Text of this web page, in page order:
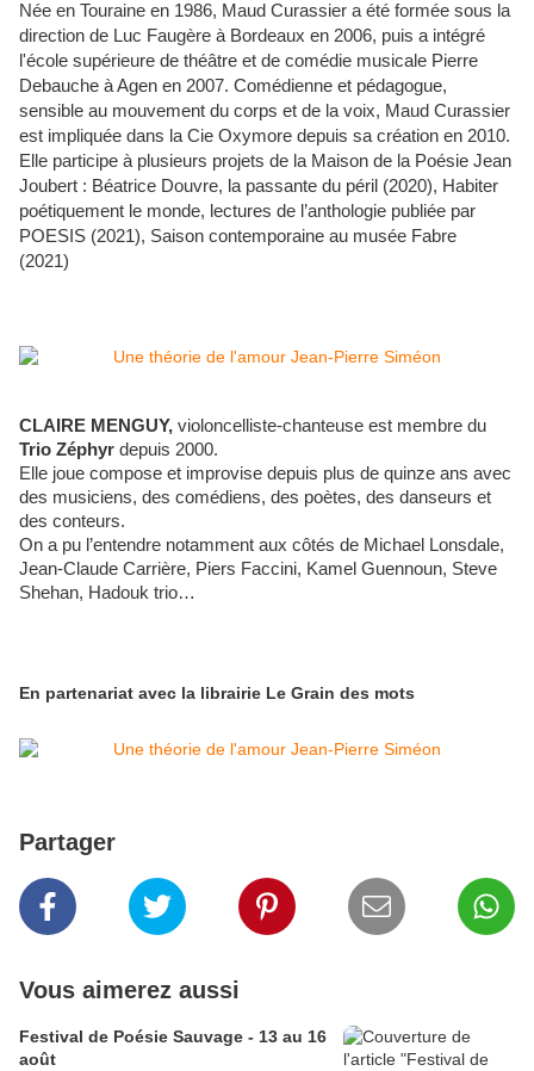
Née en Touraine en 1986, Maud Curassier a été formée sous la
direction de Luc Faugère à Bordeaux en 2006, puis a intégré
l'école supérieure de théâtre et de comédie musicale Pierre
Debauche à Agen en 2007. Comédienne et pédagogue,
sensible au mouvement du corps et de la voix, Maud Curassier
est impliquée dans la Cie Oxymore depuis sa création en 2010.
Elle participe à plusieurs projets de la Maison de la Poésie Jean
Joubert : Béatrice Douvre, la passante du péril (2020), Habiter
poétiquement le monde, lectures de l’anthologie publiée par
POESIS (2021), Saison contemporaine au musée Fabre
(2021) ​
CLAIRE MENGUY, violoncelliste-chanteuse est membre du
Trio Zéphyr depuis 2000.
Elle joue compose et improvise depuis plus de quinze ans avec
des musiciens, des comédiens, des poètes, des danseurs et
des conteurs.
On a pu l’entendre notamment aux côtés de Michael Lonsdale,
Jean-Claude Carrière, Piers Faccini, Kamel Guennoun, Steve
Shehan, Hadouk trio…
En partenariat avec la librairie Le Grain des mots
Partager
Vous aimerez aussi
Festival de Poésie Sauvage - 13 au 16
août